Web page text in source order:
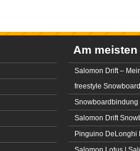
Am meisten
Salomon Drift –
freestyle Snowboard
Snowboardbindung
Salomon Drift
Pinguino DeLonghi